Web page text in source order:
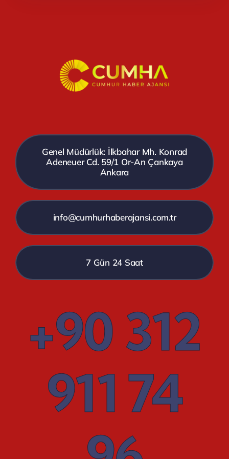
Genel Müdürlük: İlkbahar Mh. Konrad
Adeneuer Cd. 59/1 Or-An Çankaya
Ankara
info@cumhurhaberajansi.com.tr
7 Gün 24 Saat
+90 312
911 74